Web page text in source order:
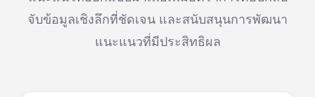
จับข้อมูลเชิงลึกที่ชัดเจน และสนับสนุนการพัฒนา
แนะแนวที่มีประสิทธิผล